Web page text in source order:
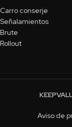
Carro conserje
Señalamientos
Brute
Rollout
Aviso de